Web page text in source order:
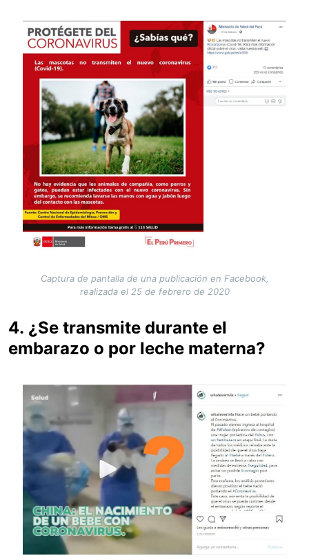
Image
Captura de pantalla de una publicación en Facebook,
realizada el 25 de febrero de 2020
4. ¿Se transmite durante el
embarazo o por leche materna?
Image